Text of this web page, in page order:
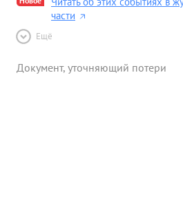
части
Ещё
Документ, уточняющий потери